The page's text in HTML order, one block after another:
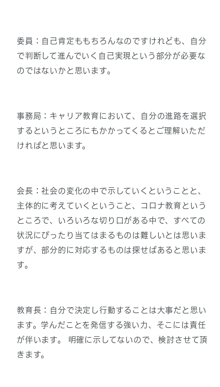
委員：自己肯定ももちろんなのですけれども、自分
で判断して進んでいく自己実現という部分が必要な
のではないかと思います。
事務局：キャリア教育において、自分の進路を選択
するというところにもかかってくるとご理解いただ
ければと思います。
会長：社会の変化の中で示していくということと、
主体的に考えていくということ、コロナ教育という
ところで、いろいろな切り口がある中で、すべての
状況にぴったり当てはまるものは難しいとは思いま
すが、部分的に対応するものは探せばあると思いま
す。
教育長：自分で決定し行動することは大事だと思い
ます。学んだことを発信する強い力、そこには責任
が伴います。 明確に示してないので、検討させて頂
きます。